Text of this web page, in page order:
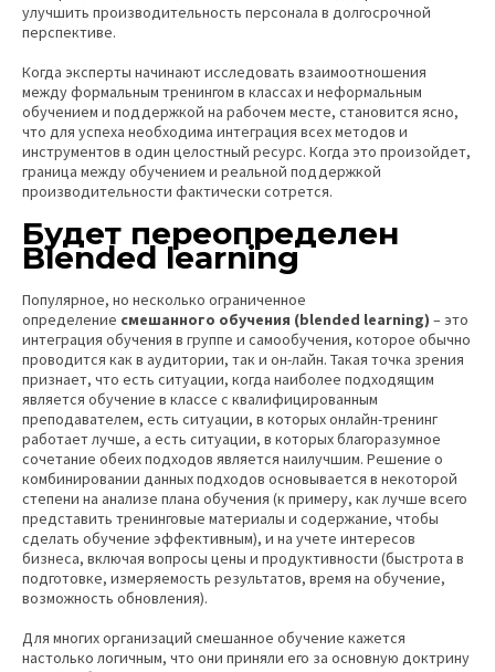
улучшить производительность персонала в долгосрочной
перспективе.
Когда эксперты начинают исследовать взаимоотношения
между формальным тренингом в классах и неформальным
обучением и поддержкой на рабочем месте, становится ясно,
что для успеха необходима интеграция всех методов и
инструментов в один целостный ресурс. Когда это произойдет,
граница между обучением и реальной поддержкой
производительности фактически сотрется.
Будет переопределен
Blended learning
Популярное, но несколько ограниченное
определение смешанного обучения (blended learning) – это
интеграция обучения в группе и самообучения, которое обычно
проводится как в аудитории, так и он-лайн. Такая точка зрения
признает, что есть ситуации, когда наиболее подходящим
является обучение в классе с квалифицированным
преподавателем, есть ситуации, в которых онлайн-тренинг
работает лучше, а есть ситуации, в которых благоразумное
сочетание обеих подходов является наилучшим. Решение о
комбинировании данных подходов основывается в некоторой
степени на анализе плана обучения (к примеру, как лучше всего
представить тренинговые материалы и содержание, чтобы
сделать обучение эффективным), и на учете интересов
бизнеса, включая вопросы цены и продуктивности (быстрота в
подготовке, измеряемость результатов, время на обучение,
возможность обновления).
Для многих организаций смешанное обучение кажется
настолько логичным, что они приняли его за основную доктрину